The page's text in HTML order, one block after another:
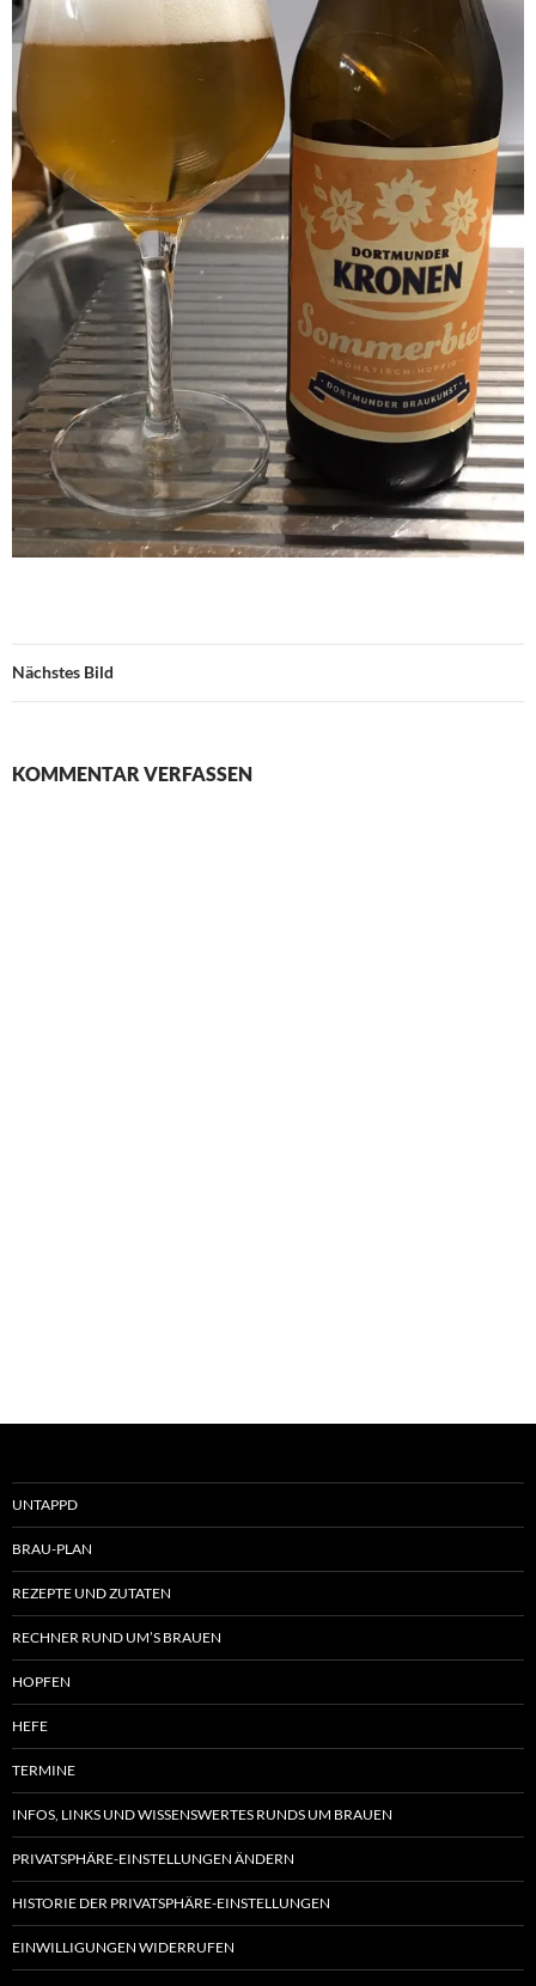
Nächstes Bild
KOMMENTAR VERFASSEN
UNTAPPD
BRAU-PLAN
REZEPTE UND ZUTATEN
RECHNER RUND UM’S BRAUEN
HOPFEN
HEFE
TERMINE
INFOS, LINKS UND WISSENSWERTES RUNDS UM BRAUEN
PRIVATSPHÄRE-EINSTELLUNGEN ÄNDERN
HISTORIE DER PRIVATSPHÄRE-EINSTELLUNGEN
EINWILLIGUNGEN WIDERRUFEN